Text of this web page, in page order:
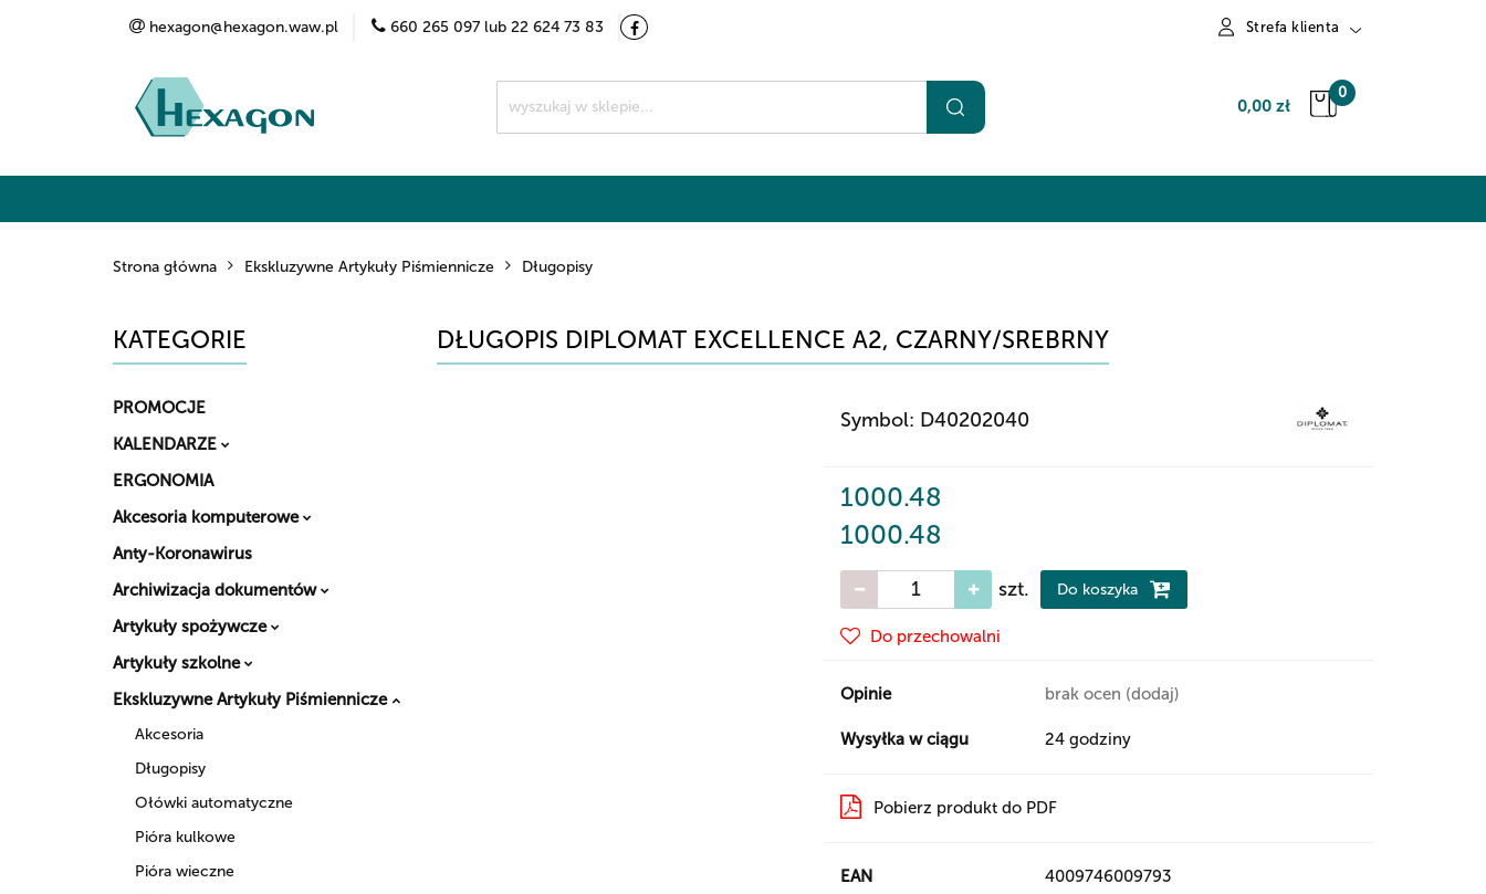
hexagon@hexagon.waw.pl 660 265 097 lub 22 624 73 83 Strefa klienta
Zaloguj się
Zarejestruj się
0,00 zł
0
Kategorie
Strona główna Ekskluzywne Artykuły Piśmiennicze Długopisy
KATEGORIE
PROMOCJE
KALENDARZE
ERGONOMIA
Akcesoria komputerowe
Anty-Koronawirus
Archiwizacja dokumentów
Artykuły spożywcze
Artykuły szkolne
Ekskluzywne Artykuły Piśmiennicze
Akcesoria
Długopisy
Ołówki automatyczne
Pióra kulkowe
Pióra wieczne
DŁUGOPIS DIPLOMAT EXCELLENCE A2, CZARNY/SREBRNY
Symbol: D40202040
1000.48
1000.48
szt. Do koszyka
Do przechowalni
Opinie brak ocen (dodaj)
Wysyłka w ciągu 24 godziny
Pobierz produkt do PDF
EAN 4009746009793